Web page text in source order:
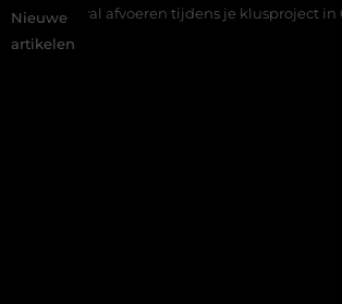
Nieuwe
artikelen
afval afvoeren tijdens je klusproject in Oss